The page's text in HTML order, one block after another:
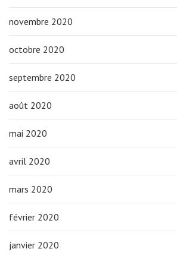
novembre 2020
octobre 2020
septembre 2020
août 2020
mai 2020
avril 2020
mars 2020
février 2020
janvier 2020